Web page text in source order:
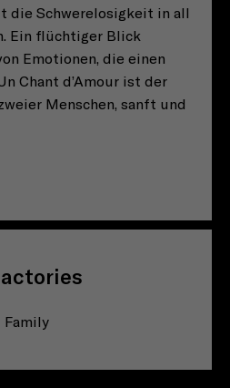
die Schwerelosigkeit in all
Ein flüchtiger Blick
Emotionen, die einen
Chant d’Amour ist der
Menschen, sanft und
Family